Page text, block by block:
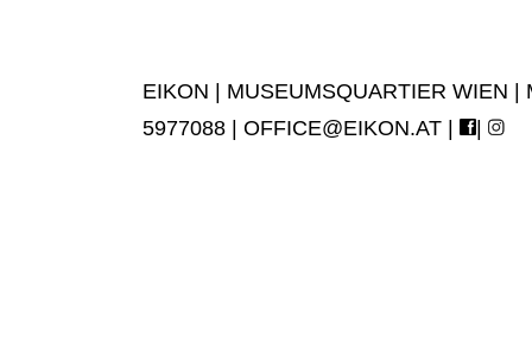
EIKON | MUSEUMSQUARTIER WIEN
5977088 | OFFICE@EIKON.AT | |